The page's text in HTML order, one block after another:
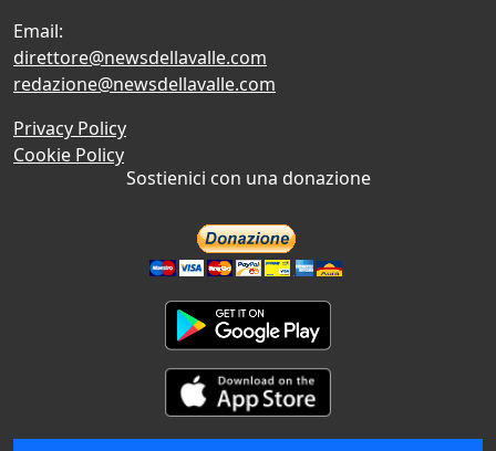
Email:
direttore@newsdellavalle.com
redazione@newsdellavalle.com
Privacy Policy
Cookie Policy
Sostienici con una donazione